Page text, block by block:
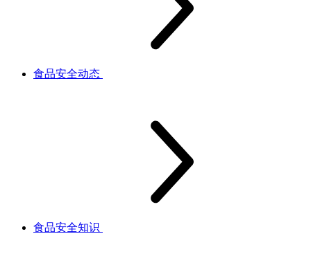
食品安全动态
食品安全知识